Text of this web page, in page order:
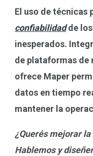
El uso de técnicas
confiabilidadde los
inesperados.
de plataformas de
ofrece Maper
datos en tiempo
mantener la
¿Querés mejorar
Hablemos y